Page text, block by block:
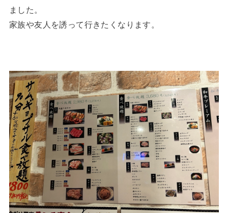
ました。
家族や友人を誘って行きたくなります。